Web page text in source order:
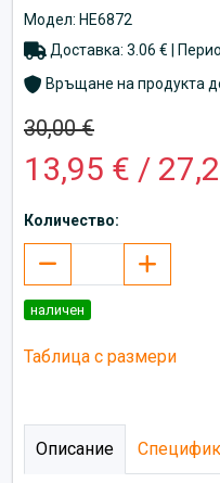
Модел: HE6872
Доставка: 3.06 € |
Връщане на продукта
30,00 €
13,95 € /
Количество:
наличен
Таблица с размери
Описание